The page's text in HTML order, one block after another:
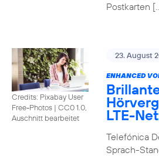
Postkarten
Credits: Pixabay User
Free-Photos | CC0 1.0,
Auschnitt bearbeitet
23. August
ENHANCED
LTE-
Telefónica
Sprach-